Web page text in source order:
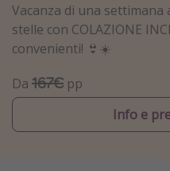
Tipo di vacanza
Vacanze last minute
Vacanze estate 2026
Vacanze di Pasqua 2026
Vacanza di una
stelle con COLAZIONE
convenienti! 👙☀️
Da 167€ pp
Info e